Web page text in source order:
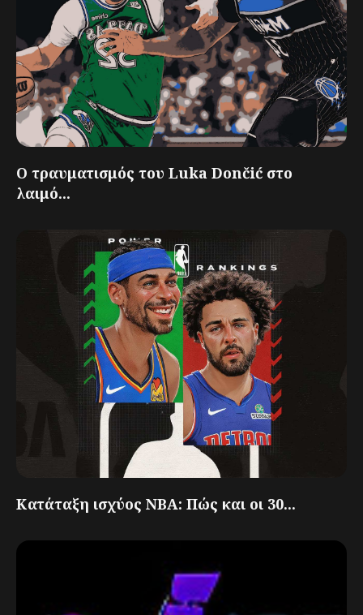
Ο τραυματισμός του Luka Dončić στο
λαιμό...
Κατάταξη ισχύος NBA: Πώς και οι 30...